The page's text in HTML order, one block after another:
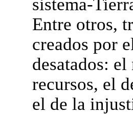
sistema-
Entre otros,
creados por
desatados:
recursos, el
el de la